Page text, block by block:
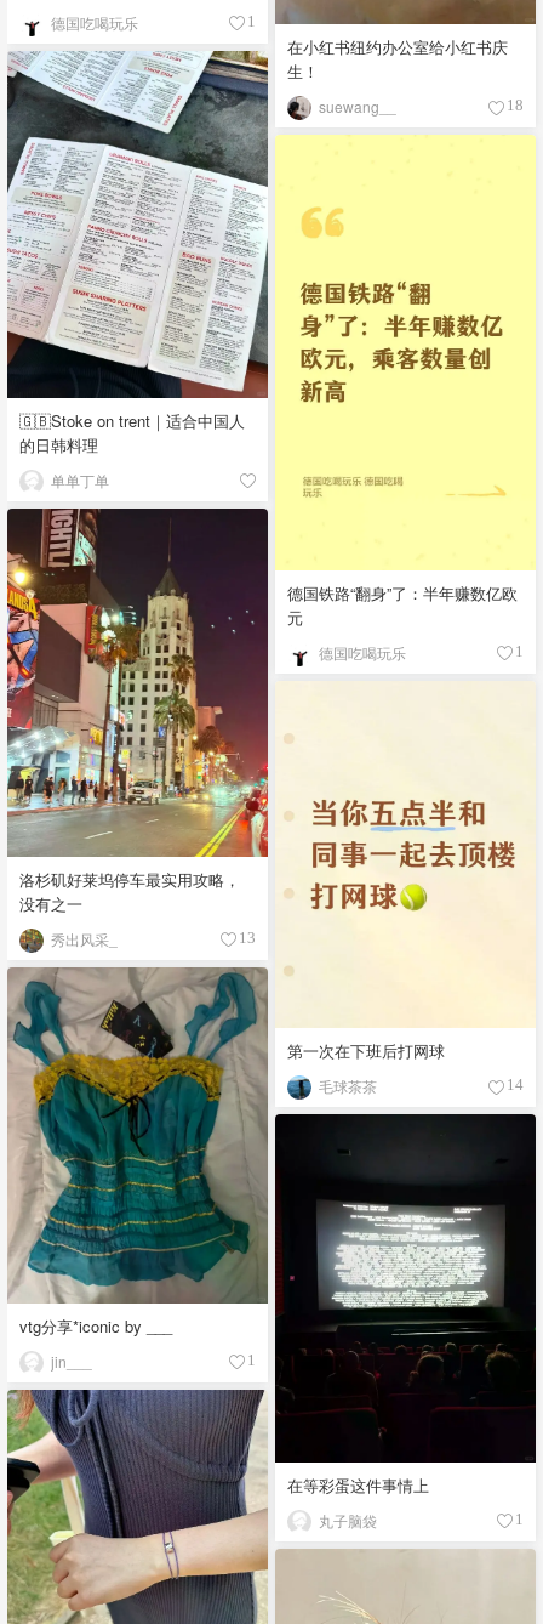
德国吃喝玩乐 1
在小红书纽约办公室给小红书庆
生！
suewang__ 18
🇬🇧Stoke on trent｜适合中国人
的日韩料理
单单丁单
德国铁路“翻身”了：半年赚数亿欧
元
德国吃喝玩乐 1
洛杉矶好莱坞停车最实用攻略，
没有之一
秀出风采_ 13
第一次在下班后打网球
毛球茶茶 14
vtg分享*iconic by ___
jin___ 1
在等彩蛋这件事情上
丸子脑袋 1